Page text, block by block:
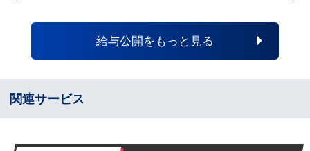
給与公開をもっと見る
関連サービス